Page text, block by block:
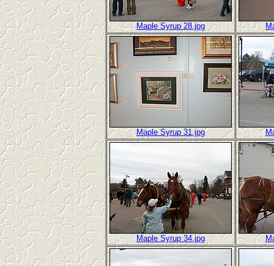
Maple Syrup 28.jpg
Maple Syrup 31.jpg
Maple Syrup 34.jpg